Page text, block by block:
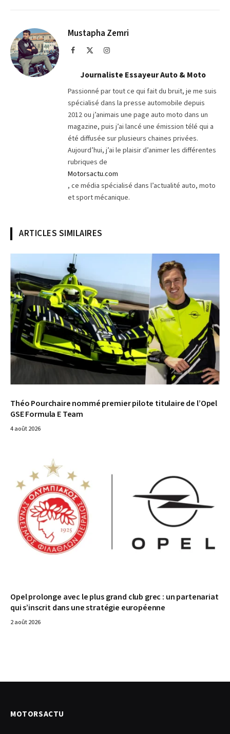
Telegram
Mustapha Zemri
Facebook Instagram
Journaliste Essayeur Auto & Moto
Passionné par tout ce qui fait du bruit, je me suis
spécialisé dans la presse automobile depuis
2012 ou j’animais une page auto moto dans un
magazine, puis j’ai lancé une émission télé qui a
été diffusée sur plusieurs chaines privées.
Aujourd’hui, j’ai le plaisir d’animer les différentes
rubriques de
Motorsactu.com
, ce média spécialisé dans l’actualité auto, moto
et sport mécanique.
ARTICLES SIMILAIRES
Théo Pourchaire nommé premier pilote titulaire de l’Opel
GSE Formula E Team
4 août 2026
Opel prolonge avec le plus grand club grec : un partenariat
qui s’inscrit dans une stratégie européenne
2 août 2026
MOTORSACTU